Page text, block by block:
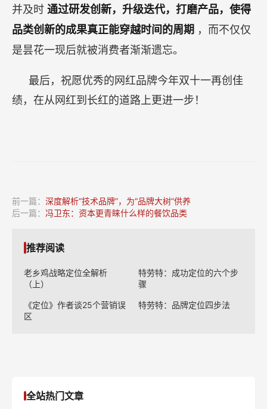
并及时 通过研发创新，升级迭代，打磨产品，使得
品类创新的成果真正能穿越时间的周期 ，而不仅仅
是昙花一现后就被消费者渐渐遗忘。
最后，祝愿优秀的网红品牌今年双十一再创佳
绩，在从网红到长红的道路上更进一步！
前一篇： 深度解析“技术品牌”，为“品牌大树”供养
后一篇： 冯卫东：资本更青睐什么样的餐饮品类
推荐阅读
老乡鸡战略定位全解析
（上）
特劳特：成功定位的六个步
骤
《定位》作者谈25个营销误
区
特劳特：品牌定位四步法
全站热门文章